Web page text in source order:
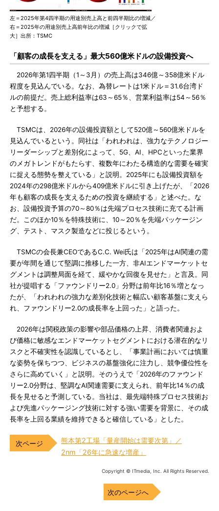
左＝2025年第4四半期の用途別売上高と前四半期比の増減／
右＝2025年の用途別売上高前年比の増減［クリックで拡
大］出所：TSMC
「顧客の成長を支える」最大560億米ドルの設備投資へ
2026年第1四半期（1～3月）の売上高は346億～358億米ドル
程度を見込んでいる。なお、為替レートは1米ドル＝31.6台湾ド
ルの前提だ。売上総利益率は63～65％、営業利益率は54～56％
と予想する。
TSMCは、2026年の設備投資額として520億～560億米ドルを
見込んでいるという。同社は「われわれは、強力なテクノロジー
リーダーシップと差別化によって、5G、AI、HPCといった業界
のメガトレンドがもたらす、複数年にわたる構造的な需要を確実
に捉える態勢を整えている」と説明。2025年にも設備投資額を
2024年の298億米ドルから409億米ドルに引き上げたが、「2026
年も顧客の成長を支えるための投資を継続する」と述べた。な
お、設備投資予算の70～80％は先端プロセス技術に充てる計画
だ。このほか10％を特殊技術に、10～20％を先端パッケージン
グ、テスト、マスク製造などに投じるという。
TSMCの会長兼CEOであるC.C. Wei氏は「2025年はAI関連の需
要が年間を通じて堅調に推移した一方、非AIエンドマーケットセ
グメントは調整局面を経て、緩やかな回復を見せた」と言及。同
社が提唱する「ファウンドリー2.0」分野は前年比16％増となっ
たが、「われわれの強力な差別化技術と幅広い顧客基盤に支えら
れ、ファウンドリー2.0の成長率を上回った」と語った。
2026年は関税政策の影響や部品価格の上昇、消費者関連およ
び価格に敏感なエンドマーケットセグメントにおける潜在的なリ
スクと不確実性を認識しているとし、「事業計画においては慎重
な姿勢を保ちつつ、ビジネスの基盤強化に注力し、競争優位性を
さらに高めていく」と説明。そのうえで「2026年のファウンド
リー2.0分野は、堅調なAI関連需要に支えられ、前年比14％の成
長を見せると予測している。当社は、最先端特殊プロセス技術お
よび先進パッケージング技術に対する強い需要を背景に、その成
長率を上回る業績を維持できると確信している」とした。
熊本第2工場「量産開始は需要次第」／
2nm「26年に急速な増産」
Copyright © ITmedia, Inc. All Rights Reserved.
次のページへ